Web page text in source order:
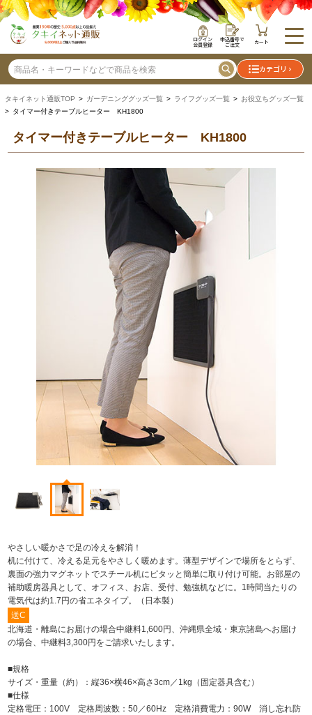
ログイン
会員登録
申込番号で
ご注文 カート
カテゴリ
タキイネット通販TOP > ガーデニンググッズ一覧 > ライフグッズ一覧 > お役立ちグッズ一覧
> タイマー付きテーブルヒーター KH1800
タイマー付きテーブルヒーター KH1800
やさしい暖かさで足の冷えを解消！
机に付けて、冷える足元をやさしく暖めます。薄型デザインで場所をとらず、
裏面の強力マグネットでスチール机にピタッと簡単に取り付け可能。お部屋の
補助暖房器具として、オフィス、お店、受付、勉強机などに。1時間当たりの
電気代は約1.7円の省エネタイプ。（日本製）
送C
北海道・離島にお届けの場合中継料1,600円、沖縄県全域・東京諸島へお届け
の場合、中継料3,300円をご請求いたします。
■規格
サイズ・重量（約）：縦36×横46×高さ3cm／1kg（固定器具含む）
■仕様
定格電圧：100V 定格周波数：50／60Hz 定格消費電力：90W 消し忘れ防